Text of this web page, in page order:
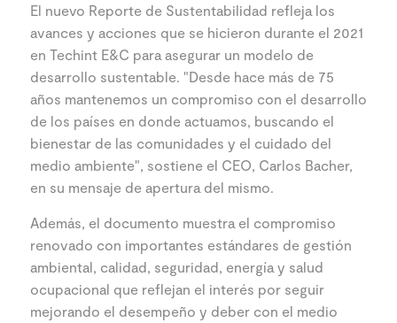
El nuevo Reporte de Sustentabilidad refleja los
avances y acciones que se hicieron durante el 2021
en Techint E&C para asegurar un modelo de
desarrollo sustentable. "Desde hace más de 75
años mantenemos un compromiso con el desarrollo
de los países en donde actuamos, buscando el
bienestar de las comunidades y el cuidado del
medio ambiente", sostiene el CEO, Carlos Bacher,
en su mensaje de apertura del mismo.
Además, el documento muestra el compromiso
renovado con importantes estándares de gestión
ambiental, calidad, seguridad, energía y salud
ocupacional que reflejan el interés por seguir
mejorando el desempeño y deber con el medio